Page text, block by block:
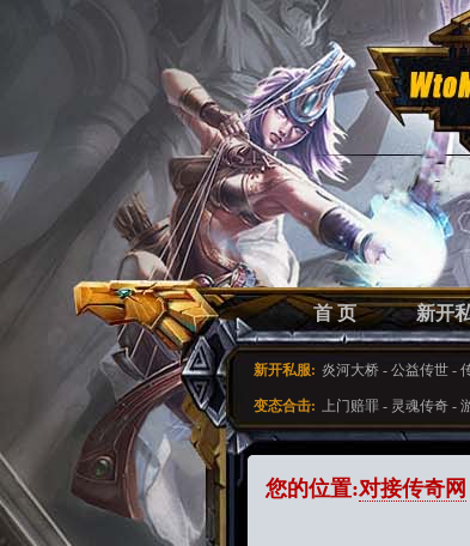
首 页 新开
新开私服: 炎河大桥 - 公益传世 -
变态合击: 上门赔罪 - 灵魂传奇 -
您的位置:对接传奇网